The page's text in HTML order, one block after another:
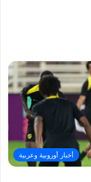
أخبار أوروبية وعربية